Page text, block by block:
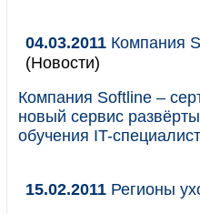
04.03.2011 Компания
(Новости)
Компания Softline –
новый сервис
обучения IT-
15.02.2011 Регионы